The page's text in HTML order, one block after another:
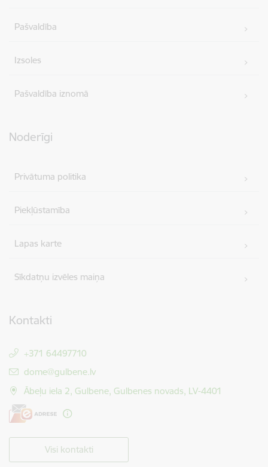
Pašvaldība
Izsoles
Pašvaldība iznomā
Noderīgi
Privātuma politika
Piekļūstamība
Lapas karte
Sīkdatņu izvēles maiņa
Kontakti
+371 64497710
E-pasts:
dome@gulbene.lv
Ābeļu iela 2, Gulbene, Gulbenes novads, LV-4401
Visi kontakti